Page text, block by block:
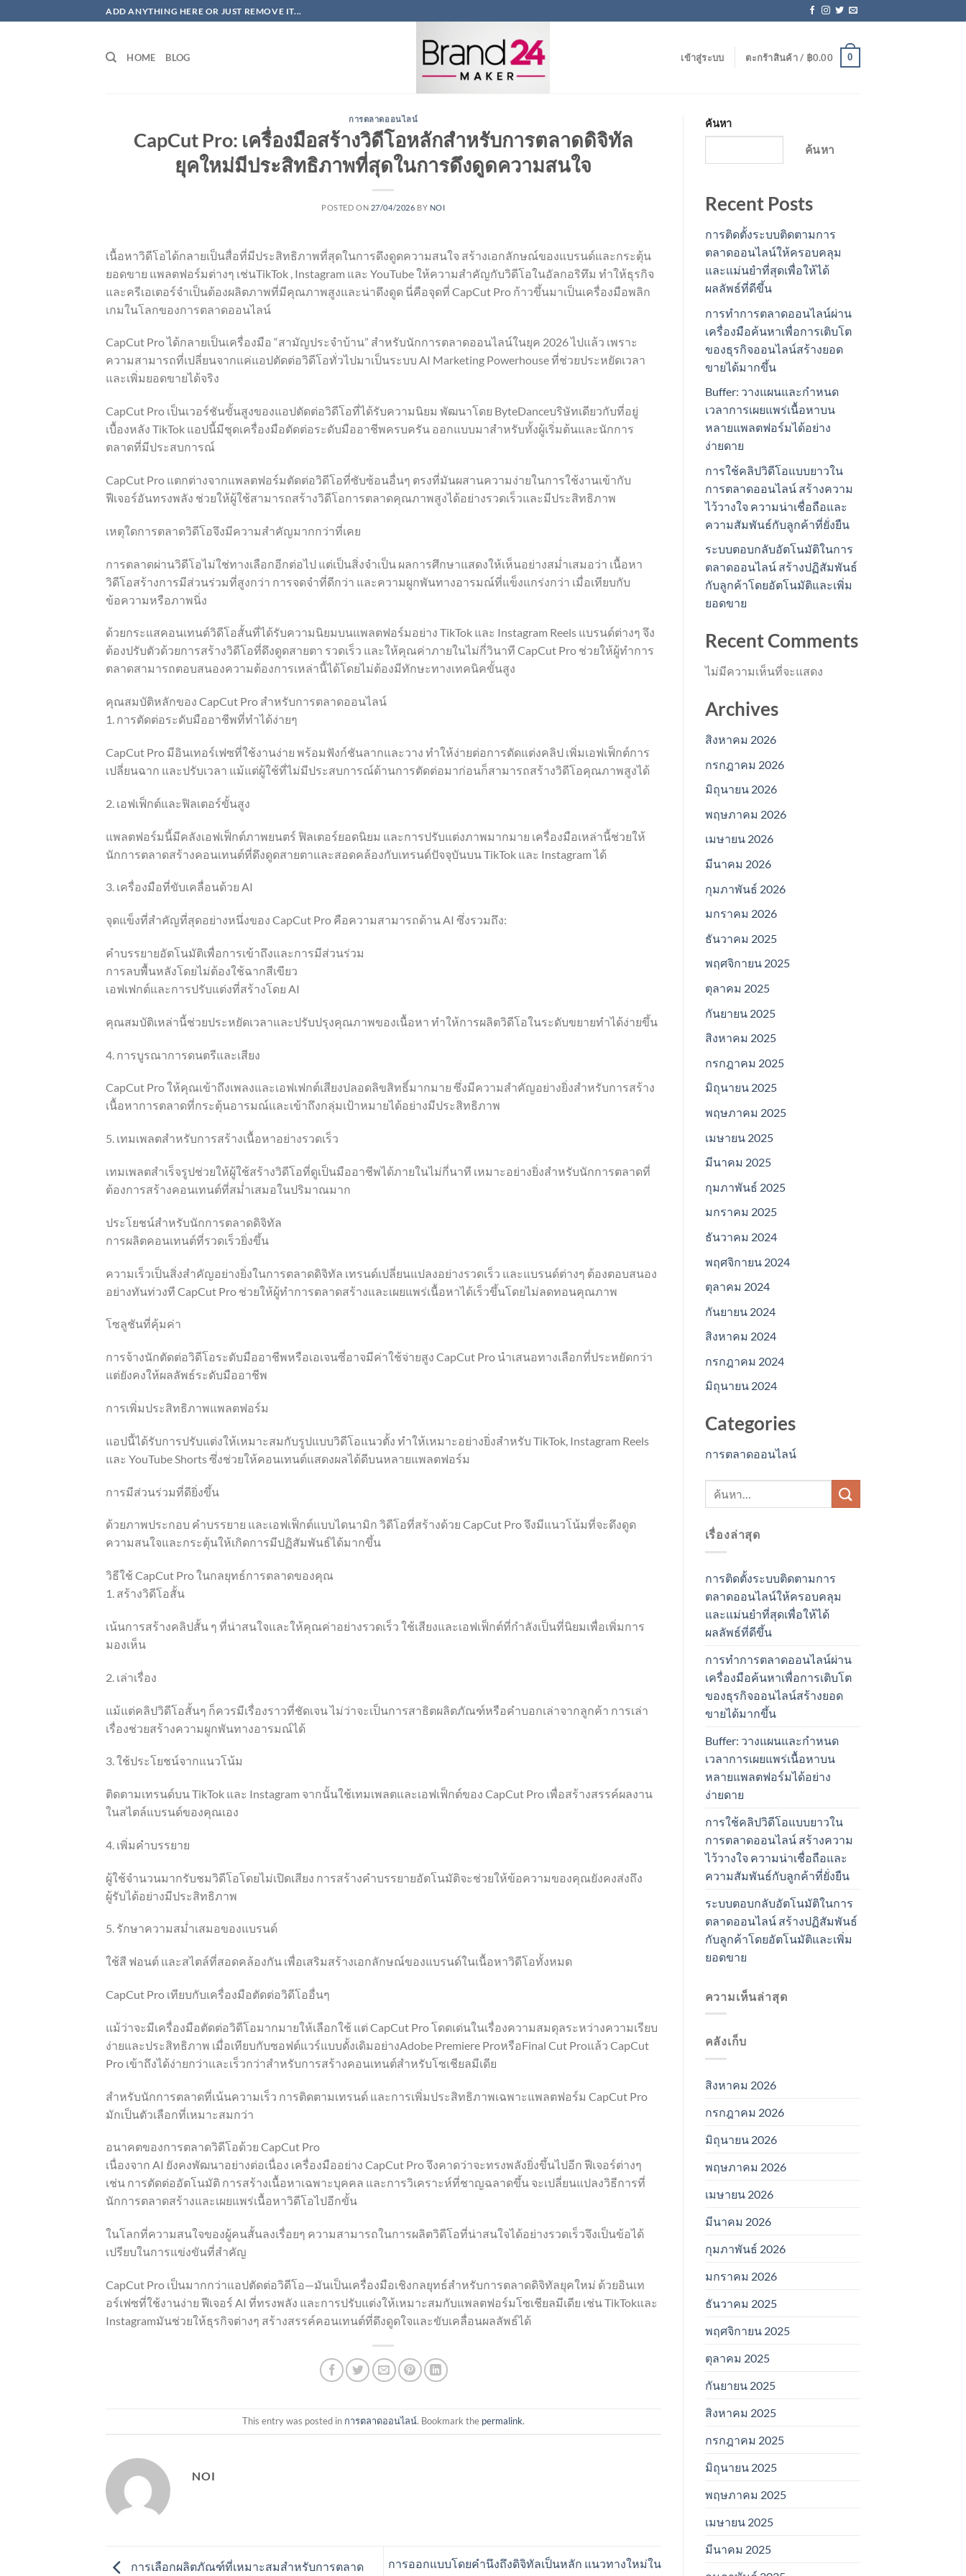
ไป
ADD ANYTHING HERE OR JUST REMOVE IT...
HOME BLOG เข้าสู่ระบบ ตะกร้าสินค้า / ฿0.00 0
การตลาดออนไลน์
CapCut Pro: เครื่องมือสร้างวิดีโอหลักสำหรับการตลาดดิจิทัล
ยุคใหม่มีประสิทธิภาพที่สุดในการดึงดูดความสนใจ
POSTED ON 27/04/2026 BY NOI
เนื้อหาวิดีโอได้กลายเป็นสื่อที่มีประสิทธิภาพที่สุดในการดึงดูดความสนใจ สร้างเอกลักษณ์ของแบรนด์และกระตุ้น
ยอดขาย แพลตฟอร์มต่างๆ เช่นTikTok , Instagram และ YouTube ให้ความสำคัญกับวิดีโอในอัลกอริทึม ทำให้ธุรกิจ
และครีเอเตอร์จำเป็นต้องผลิตภาพที่มีคุณภาพสูงและน่าดึงดูด นี่คือจุดที่ CapCut Pro ก้าวขึ้นมาเป็นเครื่องมือพลิก
เกมในโลกของการตลาดออนไลน์
CapCut Pro ได้กลายเป็นเครื่องมือ “สามัญประจำบ้าน” สำหรับนักการตลาดออนไลน์ในยุค 2026 ไปแล้ว เพราะ
ความสามารถที่เปลี่ยนจากแค่แอปตัดต่อวิดีโอทั่วไปมาเป็นระบบ AI Marketing Powerhouse ที่ช่วยประหยัดเวลา
และเพิ่มยอดขายได้จริง
CapCut Pro เป็นเวอร์ชันขั้นสูงของแอปตัดต่อวิดีโอที่ได้รับความนิยม พัฒนาโดย ByteDanceบริษัทเดียวกับที่อยู่
เบื้องหลัง TikTok แอปนี้มีชุดเครื่องมือตัดต่อระดับมืออาชีพครบครัน ออกแบบมาสำหรับทั้งผู้เริ่มต้นและนักการ
ตลาดที่มีประสบการณ์
CapCut Pro แตกต่างจากแพลตฟอร์มตัดต่อวิดีโอที่ซับซ้อนอื่นๆ ตรงที่มันผสานความง่ายในการใช้งานเข้ากับ
ฟีเจอร์อันทรงพลัง ช่วยให้ผู้ใช้สามารถสร้างวิดีโอการตลาดคุณภาพสูงได้อย่างรวดเร็วและมีประสิทธิภาพ
เหตุใดการตลาดวิดีโอจึงมีความสำคัญมากกว่าที่เคย
การตลาดผ่านวิดีโอไม่ใช่ทางเลือกอีกต่อไป แต่เป็นสิ่งจำเป็น ผลการศึกษาแสดงให้เห็นอย่างสม่ำเสมอว่า เนื้อหา
วิดีโอสร้างการมีส่วนร่วมที่สูงกว่า การจดจำที่ดีกว่า และความผูกพันทางอารมณ์ที่แข็งแกร่งกว่า เมื่อเทียบกับ
ข้อความหรือภาพนิ่ง
ด้วยกระแสคอนเทนต์วิดีโอสั้นที่ได้รับความนิยมบนแพลตฟอร์มอย่าง TikTok และ Instagram Reels แบรนด์ต่างๆ จึง
ต้องปรับตัวด้วยการสร้างวิดีโอที่ดึงดูดสายตา รวดเร็ว และให้คุณค่าภายในไม่กี่วินาที CapCut Pro ช่วยให้ผู้ทำการ
ตลาดสามารถตอบสนองความต้องการเหล่านี้ได้โดยไม่ต้องมีทักษะทางเทคนิคขั้นสูง
คุณสมบัติหลักของ CapCut Pro สำหรับการตลาดออนไลน์
1. การตัดต่อระดับมืออาชีพที่ทำได้ง่ายๆ
CapCut Pro มีอินเทอร์เฟซที่ใช้งานง่าย พร้อมฟังก์ชันลากและวาง ทำให้ง่ายต่อการตัดแต่งคลิป เพิ่มเอฟเฟ็กต์การ
เปลี่ยนฉาก และปรับเวลา แม้แต่ผู้ใช้ที่ไม่มีประสบการณ์ด้านการตัดต่อมาก่อนก็สามารถสร้างวิดีโอคุณภาพสูงได้
2. เอฟเฟ็กต์และฟิลเตอร์ขั้นสูง
แพลตฟอร์มนี้มีคลังเอฟเฟ็กต์ภาพยนตร์ ฟิลเตอร์ยอดนิยม และการปรับแต่งภาพมากมาย เครื่องมือเหล่านี้ช่วยให้
นักการตลาดสร้างคอนเทนต์ที่ดึงดูดสายตาและสอดคล้องกับเทรนด์ปัจจุบันบน TikTok และ Instagram ได้
3. เครื่องมือที่ขับเคลื่อนด้วย AI
จุดแข็งที่สำคัญที่สุดอย่างหนึ่งของ CapCut Pro คือความสามารถด้าน AI ซึ่งรวมถึง:
คำบรรยายอัตโนมัติเพื่อการเข้าถึงและการมีส่วนร่วม
การลบพื้นหลังโดยไม่ต้องใช้ฉากสีเขียว
เอฟเฟกต์และการปรับแต่งที่สร้างโดย AI
คุณสมบัติเหล่านี้ช่วยประหยัดเวลาและปรับปรุงคุณภาพของเนื้อหา ทำให้การผลิตวิดีโอในระดับขยายทำได้ง่ายขึ้น
4. การบูรณาการดนตรีและเสียง
CapCut Pro ให้คุณเข้าถึงเพลงและเอฟเฟกต์เสียงปลอดลิขสิทธิ์มากมาย ซึ่งมีความสำคัญอย่างยิ่งสำหรับการสร้าง
เนื้อหาการตลาดที่กระตุ้นอารมณ์และเข้าถึงกลุ่มเป้าหมายได้อย่างมีประสิทธิภาพ
5. เทมเพลตสำหรับการสร้างเนื้อหาอย่างรวดเร็ว
เทมเพลตสำเร็จรูปช่วยให้ผู้ใช้สร้างวิดีโอที่ดูเป็นมืออาชีพได้ภายในไม่กี่นาที เหมาะอย่างยิ่งสำหรับนักการตลาดที่
ต้องการสร้างคอนเทนต์ที่สม่ำเสมอในปริมาณมาก
ประโยชน์สำหรับนักการตลาดดิจิทัล
การผลิตคอนเทนต์ที่รวดเร็วยิ่งขึ้น
ความเร็วเป็นสิ่งสำคัญอย่างยิ่งในการตลาดดิจิทัล เทรนด์เปลี่ยนแปลงอย่างรวดเร็ว และแบรนด์ต่างๆ ต้องตอบสนอง
อย่างทันท่วงที CapCut Pro ช่วยให้ผู้ทำการตลาดสร้างและเผยแพร่เนื้อหาได้เร็วขึ้นโดยไม่ลดทอนคุณภาพ
โซลูชันที่คุ้มค่า
การจ้างนักตัดต่อวิดีโอระดับมืออาชีพหรือเอเจนซี่อาจมีค่าใช้จ่ายสูง CapCut Pro นำเสนอทางเลือกที่ประหยัดกว่า
แต่ยังคงให้ผลลัพธ์ระดับมืออาชีพ
การเพิ่มประสิทธิภาพแพลตฟอร์ม
แอปนี้ได้รับการปรับแต่งให้เหมาะสมกับรูปแบบวิดีโอแนวตั้ง ทำให้เหมาะอย่างยิ่งสำหรับ TikTok, Instagram Reels
และ YouTube Shorts ซึ่งช่วยให้คอนเทนต์แสดงผลได้ดีบนหลายแพลตฟอร์ม
การมีส่วนร่วมที่ดียิ่งขึ้น
ด้วยภาพประกอบ คำบรรยาย และเอฟเฟ็กต์แบบไดนามิก วิดีโอที่สร้างด้วย CapCut Pro จึงมีแนวโน้มที่จะดึงดูด
ความสนใจและกระตุ้นให้เกิดการมีปฏิสัมพันธ์ได้มากขึ้น
วิธีใช้ CapCut Pro ในกลยุทธ์การตลาดของคุณ
1. สร้างวิดีโอสั้น
เน้นการสร้างคลิปสั้น ๆ ที่น่าสนใจและให้คุณค่าอย่างรวดเร็ว ใช้เสียงและเอฟเฟ็กต์ที่กำลังเป็นที่นิยมเพื่อเพิ่มการ
มองเห็น
2. เล่าเรื่อง
แม้แต่คลิปวิดีโอสั้นๆ ก็ควรมีเรื่องราวที่ชัดเจน ไม่ว่าจะเป็นการสาธิตผลิตภัณฑ์หรือคำบอกเล่าจากลูกค้า การเล่า
เรื่องช่วยสร้างความผูกพันทางอารมณ์ได้
3. ใช้ประโยชน์จากแนวโน้ม
ติดตามเทรนด์บน TikTok และ Instagram จากนั้นใช้เทมเพลตและเอฟเฟ็กต์ของ CapCut Pro เพื่อสร้างสรรค์ผลงาน
ในสไตล์แบรนด์ของคุณเอง
4. เพิ่มคำบรรยาย
ผู้ใช้จำนวนมากรับชมวิดีโอโดยไม่เปิดเสียง การสร้างคำบรรยายอัตโนมัติจะช่วยให้ข้อความของคุณยังคงส่งถึง
ผู้รับได้อย่างมีประสิทธิภาพ
5. รักษาความสม่ำเสมอของแบรนด์
ใช้สี ฟอนต์ และสไตล์ที่สอดคล้องกัน เพื่อเสริมสร้างเอกลักษณ์ของแบรนด์ในเนื้อหาวิดีโอทั้งหมด
CapCut Pro เทียบกับเครื่องมือตัดต่อวิดีโออื่นๆ
แม้ว่าจะมีเครื่องมือตัดต่อวิดีโอมากมายให้เลือกใช้ แต่ CapCut Pro โดดเด่นในเรื่องความสมดุลระหว่างความเรียบ
ง่ายและประสิทธิภาพ เมื่อเทียบกับซอฟต์แวร์แบบดั้งเดิมอย่างAdobe Premiere ProหรือFinal Cut Proแล้ว CapCut
Pro เข้าถึงได้ง่ายกว่าและเร็วกว่าสำหรับการสร้างคอนเทนต์สำหรับโซเชียลมีเดีย
สำหรับนักการตลาดที่เน้นความเร็ว การติดตามเทรนด์ และการเพิ่มประสิทธิภาพเฉพาะแพลตฟอร์ม CapCut Pro
มักเป็นตัวเลือกที่เหมาะสมกว่า
อนาคตของการตลาดวิดีโอด้วย CapCut Pro
เนื่องจาก AI ยังคงพัฒนาอย่างต่อเนื่อง เครื่องมืออย่าง CapCut Pro จึงคาดว่าจะทรงพลังยิ่งขึ้นไปอีก ฟีเจอร์ต่างๆ
เช่น การตัดต่ออัตโนมัติ การสร้างเนื้อหาเฉพาะบุคคล และการวิเคราะห์ที่ชาญฉลาดขึ้น จะเปลี่ยนแปลงวิธีการที่
นักการตลาดสร้างและเผยแพร่เนื้อหาวิดีโอไปอีกขั้น
ในโลกที่ความสนใจของผู้คนสั้นลงเรื่อยๆ ความสามารถในการผลิตวิดีโอที่น่าสนใจได้อย่างรวดเร็วจึงเป็นข้อได้
เปรียบในการแข่งขันที่สำคัญ
CapCut Pro เป็นมากกว่าแอปตัดต่อวิดีโอ—มันเป็นเครื่องมือเชิงกลยุทธ์สำหรับการตลาดดิจิทัลยุคใหม่ ด้วยอินเท
อร์เฟซที่ใช้งานง่าย ฟีเจอร์ AI ที่ทรงพลัง และการปรับแต่งให้เหมาะสมกับแพลตฟอร์มโซเชียลมีเดีย เช่น TikTokและ
Instagramมันช่วยให้ธุรกิจต่างๆ สร้างสรรค์คอนเทนต์ที่ดึงดูดใจและขับเคลื่อนผลลัพธ์ได้
This entry was posted in การตลาดออนไลน์. Bookmark the permalink.
NOI
การเลือกผลิตภัณฑ์ที่เหมาะสมสำหรับการตลาด การออกแบบโดยคำนึงถึงดิจิทัลเป็นหลัก แนวทางใหม่ใน
ค้นหา
ค้นหา
Recent Posts
การติดตั้งระบบติดตามการ
ตลาดออนไลน์ให้ครอบคลุม
และแม่นยำที่สุดเพื่อให้ได้
ผลลัพธ์ที่ดีขึ้น
การทำการตลาดออนไลน์ผ่าน
เครื่องมือค้นหาเพื่อการเติบโต
ของธุรกิจออนไลน์สร้างยอด
ขายได้มากขึ้น
Buffer: วางแผนและกำหนด
เวลาการเผยแพร่เนื้อหาบน
หลายแพลตฟอร์มได้อย่าง
ง่ายดาย
การใช้คลิปวิดีโอแบบยาวใน
การตลาดออนไลน์ สร้างความ
ไว้วางใจ ความน่าเชื่อถือและ
ความสัมพันธ์กับลูกค้าที่ยั่งยืน
ระบบตอบกลับอัตโนมัติในการ
ตลาดออนไลน์ สร้างปฏิสัมพันธ์
กับลูกค้าโดยอัตโนมัติและเพิ่ม
ยอดขาย
Recent Comments
ไม่มีความเห็นที่จะแสดง
Archives
สิงหาคม 2026
กรกฎาคม 2026
มิถุนายน 2026
พฤษภาคม 2026
เมษายน 2026
มีนาคม 2026
กุมภาพันธ์ 2026
มกราคม 2026
ธันวาคม 2025
พฤศจิกายน 2025
ตุลาคม 2025
กันยายน 2025
สิงหาคม 2025
กรกฎาคม 2025
มิถุนายน 2025
พฤษภาคม 2025
เมษายน 2025
มีนาคม 2025
กุมภาพันธ์ 2025
มกราคม 2025
ธันวาคม 2024
พฤศจิกายน 2024
ตุลาคม 2024
กันยายน 2024
สิงหาคม 2024
กรกฎาคม 2024
มิถุนายน 2024
Categories
การตลาดออนไลน์
เรื่องล่าสุด
การติดตั้งระบบติดตามการ
ตลาดออนไลน์ให้ครอบคลุม
และแม่นยำที่สุดเพื่อให้ได้
ผลลัพธ์ที่ดีขึ้น
การทำการตลาดออนไลน์ผ่าน
เครื่องมือค้นหาเพื่อการเติบโต
ของธุรกิจออนไลน์สร้างยอด
ขายได้มากขึ้น
Buffer: วางแผนและกำหนด
เวลาการเผยแพร่เนื้อหาบน
หลายแพลตฟอร์มได้อย่าง
ง่ายดาย
การใช้คลิปวิดีโอแบบยาวใน
การตลาดออนไลน์ สร้างความ
ไว้วางใจ ความน่าเชื่อถือและ
ความสัมพันธ์กับลูกค้าที่ยั่งยืน
ระบบตอบกลับอัตโนมัติในการ
ตลาดออนไลน์ สร้างปฏิสัมพันธ์
กับลูกค้าโดยอัตโนมัติและเพิ่ม
ยอดขาย
ความเห็นล่าสุด
คลังเก็บ
สิงหาคม 2026
กรกฎาคม 2026
มิถุนายน 2026
พฤษภาคม 2026
เมษายน 2026
มีนาคม 2026
กุมภาพันธ์ 2026
มกราคม 2026
ธันวาคม 2025
พฤศจิกายน 2025
ตุลาคม 2025
กันยายน 2025
สิงหาคม 2025
กรกฎาคม 2025
มิถุนายน 2025
พฤษภาคม 2025
เมษายน 2025
มีนาคม 2025